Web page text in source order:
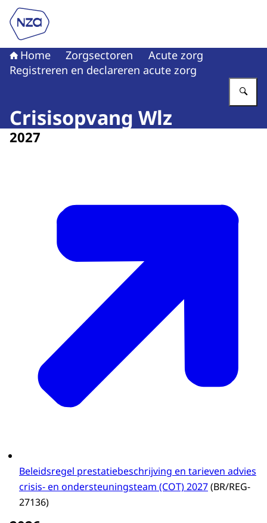
Naar de homepage van Nederlandse Zorgautoriteit
Home Zorgsectoren
Acute zorg
Registreren en declareren acute zorg
Crisisopvang Wlz
2027
Beleidsregel prestatiebeschrijving en tarieven advies
crisis- en ondersteuningsteam (COT) 2027(BR/REG-
27136)